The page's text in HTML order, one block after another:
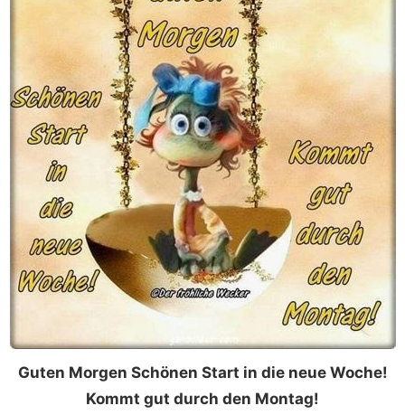
Guten Morgen Schönen Start in die neue Woche!
Kommt gut durch den Montag!